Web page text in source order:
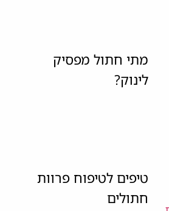
מתי חתול מפסיק
לינוק?
טיפים לטיפוח פרוות
חתולים